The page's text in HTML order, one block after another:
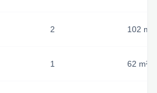
2 102 m²
1 62 m²